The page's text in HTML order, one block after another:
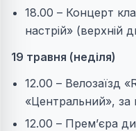
18.00 – Концерт
настрій» (верхній
19 травня (неділя)
12.00 – Велозаїзд
«Центральний»,
12.00 – Прем’єра